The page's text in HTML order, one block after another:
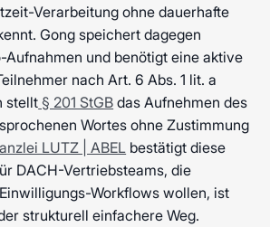
Verarbeitung ohne dauerhafte
Gong speichert dagegen
und benötigt eine aktive
nach Art. 6 Abs. 1 lit. a
stellt § 201 StGB das Aufnehmen des
Wortes ohne Zustimmung
LUTZ | ABEL bestätigt diese
DACH-Vertriebsteams, die
Workflows wollen, ist
strukturell einfachere Weg.